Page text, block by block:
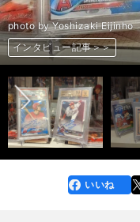
インタビュー記事＞＞
インタビュー記事＞＞
インタビュー記事＞＞
インタビュー記事＞＞
インタビュー記事＞＞
photo by Yoshizaki Eijinho
インタビュー記事＞＞
インタビュー記事＞＞
インタビュー記事＞＞
前へ
faceboo
k
いいね